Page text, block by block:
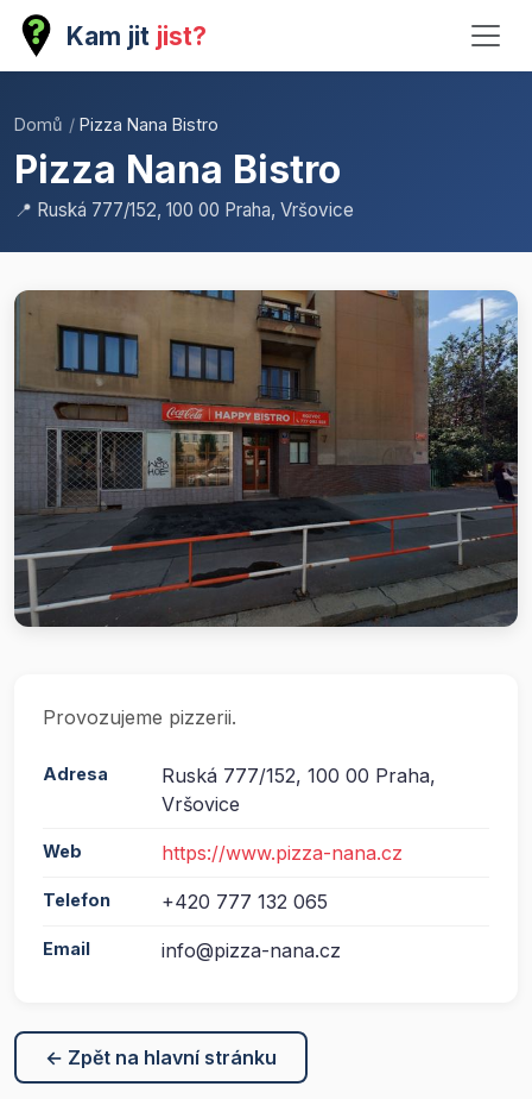
Kam jit jist?
Domů / Pizza Nana Bistro
Pizza Nana Bistro
📍 Ruská 777/152, 100 00 Praha, Vršovice
Provozujeme pizzerii.
Adresa
Ruská 777/152, 100 00 Praha,
Vršovice
Web https://www.pizza-nana.cz
Telefon +420 777 132 065
Email info@pizza-nana.cz
← Zpět na hlavní stránku